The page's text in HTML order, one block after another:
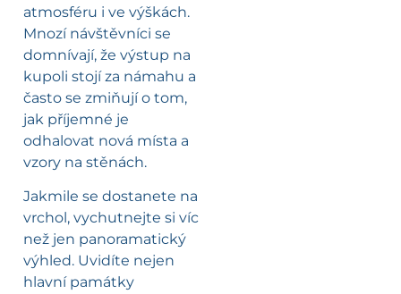
atmosféru i ve výškách.
Mnozí návštěvníci se
domnívají, že výstup na
kupoli stojí za námahu a
často se zmiňují o tom,
jak příjemné je
odhalovat nová místa a
vzory na stěnách.
Jakmile se dostanete na
vrchol, vychutnejte si víc
než jen panoramatický
výhled. Uvidíte nejen
hlavní památky